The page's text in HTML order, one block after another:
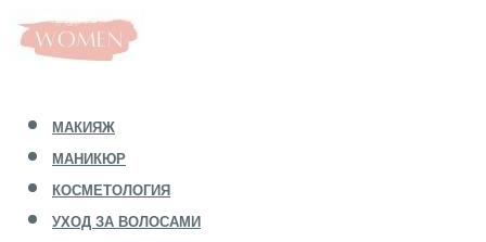
МАКИЯЖ
МАНИКЮР
КОСМЕТОЛОГИЯ
УХОД ЗА ВОЛОСАМИ